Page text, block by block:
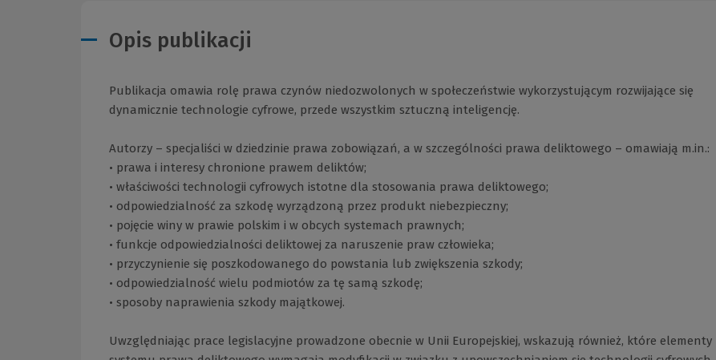
Opis publikacji
Publikacja omawia rolę prawa czynów niedozwolonych w społeczeństwie wykorzystującym rozwijające się
dynamicznie technologie cyfrowe, przede wszystkim sztuczną inteligencję.
Autorzy – specjaliści w dziedzinie prawa zobowiązań, a w szczególności prawa deliktowego – omawiają m.in.:
• prawa i interesy chronione prawem deliktów;
• właściwości technologii cyfrowych istotne dla stosowania prawa deliktowego;
• odpowiedzialność za szkodę wyrządzoną przez produkt niebezpieczny;
• pojęcie winy w prawie polskim i w obcych systemach prawnych;
• funkcje odpowiedzialności deliktowej za naruszenie praw człowieka;
• przyczynienie się poszkodowanego do powstania lub zwiększenia szkody;
• odpowiedzialność wielu podmiotów za tę samą szkodę;
• sposoby naprawienia szkody majątkowej.
Uwzględniając prace legislacyjne prowadzone obecnie w Unii Europejskiej, wskazują również, które elementy